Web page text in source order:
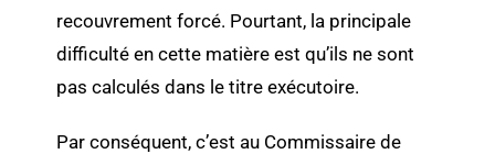
recouvrement forcé. Pourtant, la principale
difficulté en cette matière est qu’ils ne sont
pas calculés dans le titre exécutoire.
Par conséquent, c’est au Commissaire de